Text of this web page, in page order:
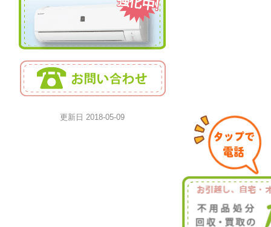
更新日2018-05-09